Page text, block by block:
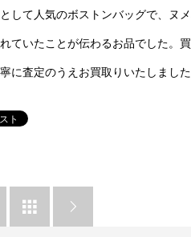
して人気のボストンバッグで、ヌ
ていたことが伝わるお品でした。
に査定のうえお買取りいたしました
 